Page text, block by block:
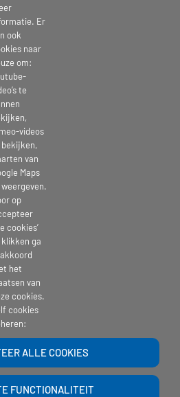
zijn lekker actief bij de activiteit
beleven er veel plezier aan en er
bij de thee.
op zoek zijn naar vrijwilligers om te
Ben jij benieuwd welke?
voor vrijwilligers
Kies Je Platform!
Gasthuis |website-beheer
Er
ook
naar
om:
te
videos
van
Maps
op
cookies’
ga
het
van
cookies.
cookies
ALLE COOKIES
FUNCTIONALITEIT